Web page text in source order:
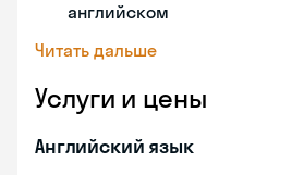
английском
Читать дальше
Услуги и цены
Английский язык